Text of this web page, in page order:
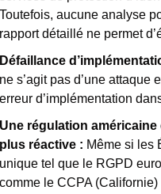
Toutefois, aucune analyse
rapport détaillé ne permet
Défaillance
ne s’agit pas d’une attaque
erreur d’implémentation
Une régulation
plus réactive : Même si les
unique tel que le RGPD
comme le CCPA